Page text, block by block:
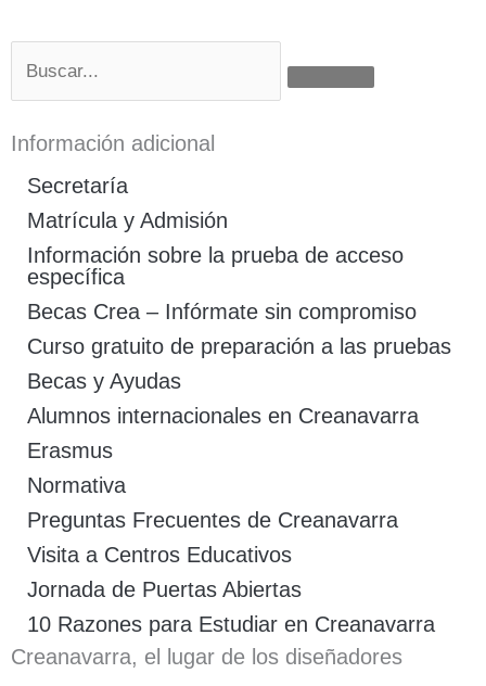
Información adicional
Secretaría
Matrícula y Admisión
Información sobre la prueba de acceso
específica
Becas Crea – Infórmate sin compromiso
Curso gratuito de preparación a las pruebas
Becas y Ayudas
Alumnos internacionales en Creanavarra
Erasmus
Normativa
Preguntas Frecuentes de Creanavarra
Visita a Centros Educativos
Jornada de Puertas Abiertas
10 Razones para Estudiar en Creanavarra
Creanavarra, el lugar de los diseñadores